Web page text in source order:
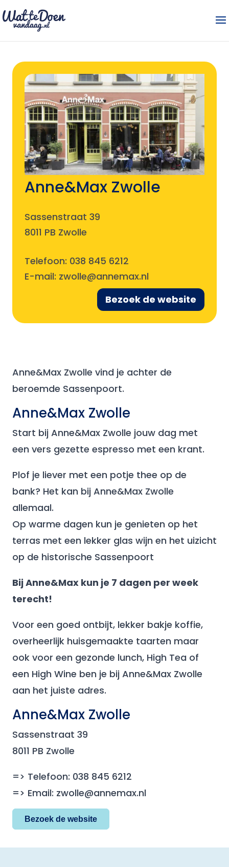
Anne&Max Zwolle
Sassenstraat 39
8011 PB Zwolle
Telefoon: 038 845 6212
E-mail: zwolle@annemax.nl
Bezoek de website
Anne&Max Zwolle vind je achter de
beroemde Sassenpoort.
Anne&Max Zwolle
Start bij Anne&Max Zwolle jouw dag met
een vers gezette espresso met een krant.
Plof je liever met een potje thee op de
bank? Het kan bij Anne&Max Zwolle
allemaal.
Op warme dagen kun je genieten op het
terras met een lekker glas wijn en het uizicht
op de historische Sassenpoort
Bij Anne&Max kun je 7 dagen per week
terecht!
Voor een goed ontbijt, lekker bakje koffie,
overheerlijk huisgemaakte taarten maar
ook voor een gezonde lunch, High Tea of
een High Wine ben je bij Anne&Max Zwolle
aan het juiste adres.
Anne&Max Zwolle
Sassenstraat 39
8011 PB Zwolle
=> Telefoon: 038 845 6212
=> Email: zwolle@annemax.nl
Bezoek de website